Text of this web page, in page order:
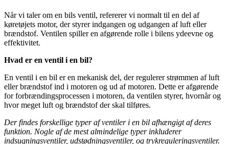
Når vi taler om en bils ventil, refererer vi normalt til en del af
køretøjets motor, der styrer indgangen og udgangen af luft eller
brændstof. Ventilen spiller en afgørende rolle i bilens ydeevne og
effektivitet.
Hvad er en ventil i en bil?
En ventil i en bil er en mekanisk del, der regulerer strømmen af luft
eller brændstof ind i motoren og ud af motoren. Dette er afgørende
for forbrændingsprocessen i motoren, da ventilen styrer, hvornår og
hvor meget luft og brændstof der skal tilføres.
Der findes forskellige typer af ventiler i en bil afhængigt af deres
funktion. Nogle af de mest almindelige typer inkluderer
indsugningsventiler, udstødningsventiler, og trykreguleringsventiler.